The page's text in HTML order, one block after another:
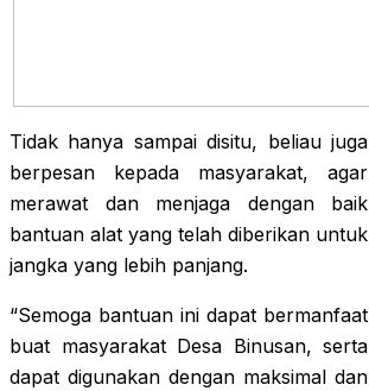
Tidak hanya sampai disitu, beliau juga
berpesan kepada masyarakat, agar
merawat dan menjaga dengan baik
bantuan alat yang telah diberikan untuk
jangka yang lebih panjang.
“Semoga bantuan ini dapat bermanfaat
buat masyarakat Desa Binusan, serta
dapat digunakan dengan maksimal dan